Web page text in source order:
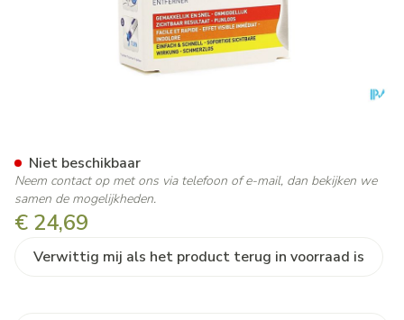
€ 24,69
Verwittig mij als het product terug in voorraad is
Niet beschikbaar
Neem contact op met ons via telefoon of e-mail, dan bekijken we
samen de mogelijkheden.